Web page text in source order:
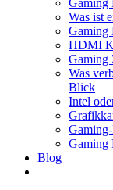
Was ist
Gaming
HDMI
Gaming
Was
Blick
Intel
Gaming
Blog